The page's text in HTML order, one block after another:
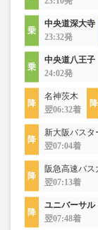
中央道深大寺
23:32発
中央道八王子
24:02発
名神茨木
翌06:32着
新大阪バス
翌07:04着
阪急高速バス
翌07:13着
ユニバーサル
翌07:48着